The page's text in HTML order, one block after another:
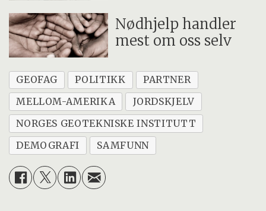
Nødhjelp handler
mest om oss selv
GEOFAG POLITIKK
PARTNER
MELLOM-AMERIKA
JORDSKJELV
NORGES GEOTEKNISKE INSTITUTT
DEMOGRAFI
SAMFUNN